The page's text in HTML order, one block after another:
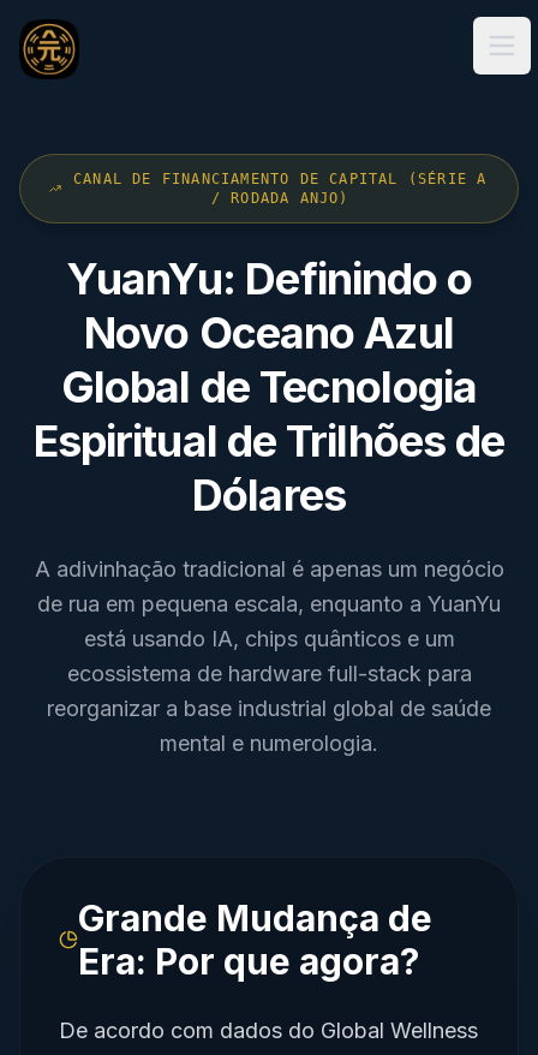
CANAL DE FINANCIAMENTO DE CAPITAL (SÉRIE A
/ RODADA ANJO)
YuanYu: Definindo o
Novo Oceano Azul
Global de Tecnologia
Espiritual de Trilhões de
Dólares
A adivinhação tradicional é apenas um negócio
de rua em pequena escala, enquanto a YuanYu
está usando IA, chips quânticos e um
ecossistema de hardware full-stack para
reorganizar a base industrial global de saúde
mental e numerologia.
Grande Mudança de
Era: Por que agora?
De acordo com dados do Global Wellness